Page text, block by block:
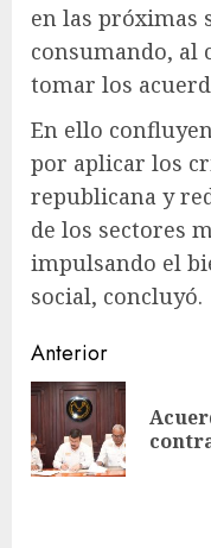
en las próximas
consumando, al
tomar los
En ello
por aplicar los
republicana y
de los sectores
impulsando el
social, concluyó.
Sigue
leyendo
Anterior